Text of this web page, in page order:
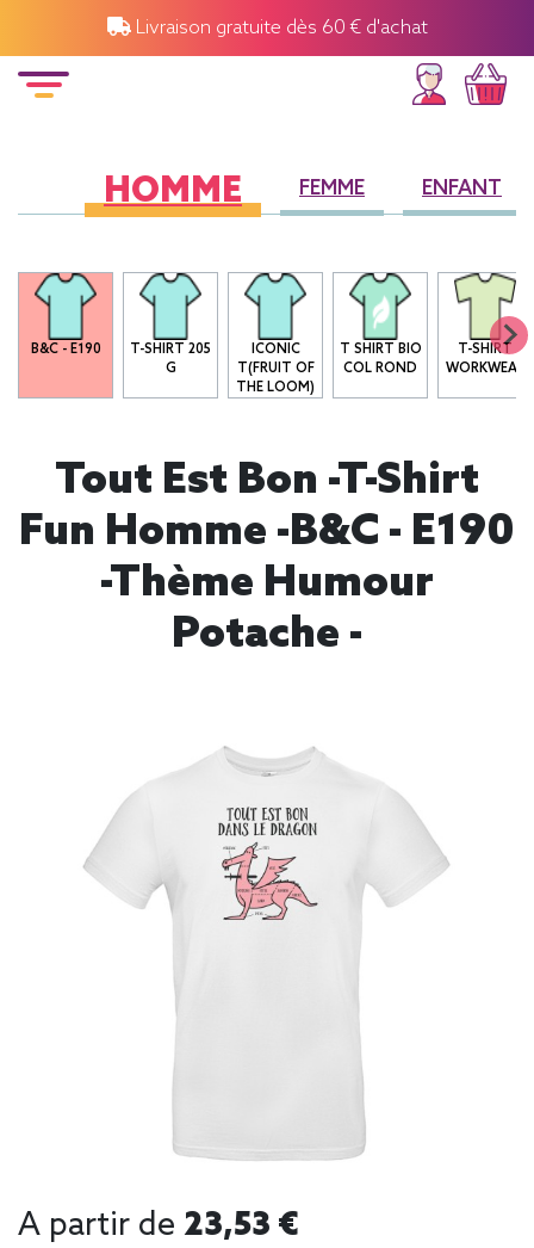
Livraison gratuite dès 60 € d'achat
HOMME FEMME ENFANT
B&C - E190
T-SHIRT 205
G
ICONIC
T(FRUIT OF
THE LOOM)
T SHIRT BIO
COL ROND
T-SHIRT
WORKWEAR
Tout Est Bon -T-Shirt
Fun Homme -B&C - E190
-thème Humour
Potache -
A partir de 23,53 €